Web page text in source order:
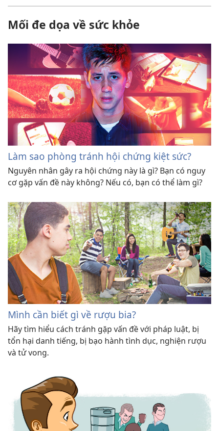
Mối đe dọa về sức khỏe
Làm sao phòng tránh hội chứng kiệt sức?
Nguyên nhân gây ra hội chứng này là gì? Bạn có nguy
cơ gặp vấn đề này không? Nếu có, bạn có thể làm gì?
Mình cần biết gì về rượu bia?
Hãy tìm hiểu cách tránh gặp vấn đề với pháp luật, bị
tổn hại danh tiếng, bị bạo hành tình dục, nghiện rượu
và tử vong.